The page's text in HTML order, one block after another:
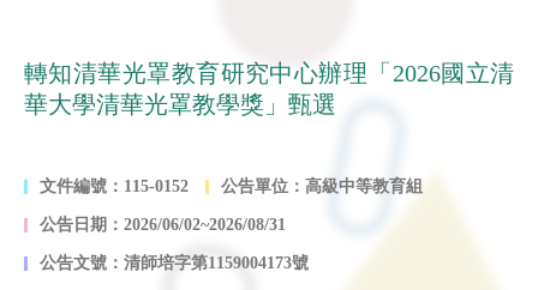
轉知清華光罩教育研究中心辦理「2026國立清
華大學清華光罩教學獎」甄選
文件編號：115-0152 公告單位：高級中等教育組
公告日期：2026/06/02~2026/08/31
公告文號：清師培字第1159004173號